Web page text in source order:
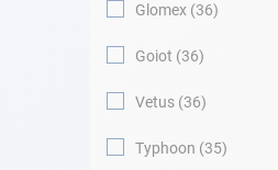
Glomex 36
Goiot 36
Vetus 36
Typhoon 35